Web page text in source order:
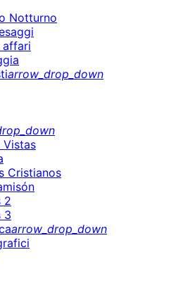
Notturno
affari
arrow_drop_down
Vistas
Cristianos
2
3
arrow_drop_down